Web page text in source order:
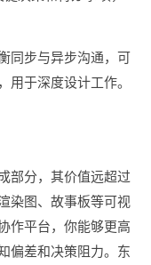
同步与异步沟通，可
于深度设计工作。
部分，其价值远超过
染图、故事板等可视
作平台，你能够更高
偏差和决策阻力。东